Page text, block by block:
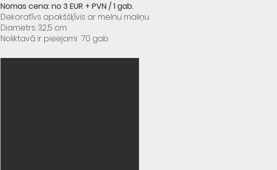
Nomas cena: no 3 EUR + PVN/ 1 gab.
Dekoratīvs apakššķīvis ar melnu maliņu.
Diametrs: 32,5 cm.
Noliktavā ir pieejami: 70 gab.